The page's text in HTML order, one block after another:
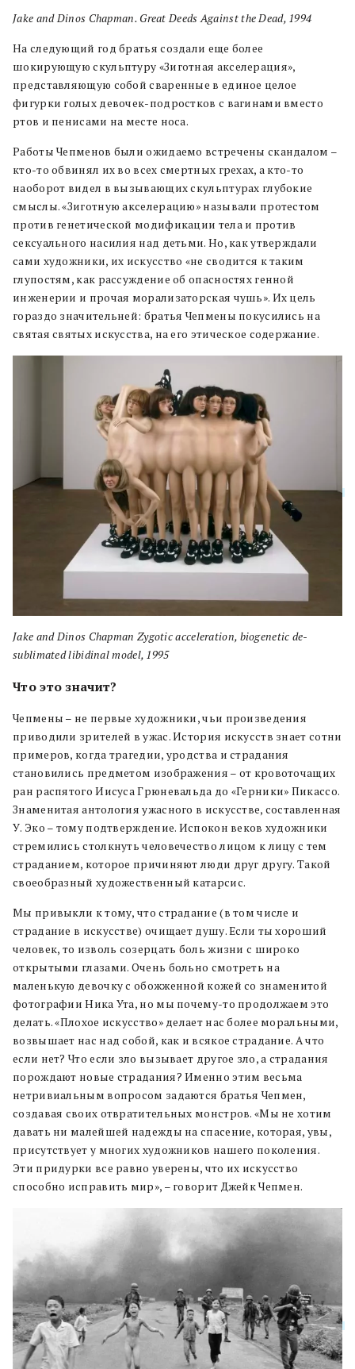
Jake and Dinos Chapman. Great Deeds Against the Dead, 1994
На следующий год братья создали еще более
шокирующую скульптуру «Зиготная акселерация»,
представляющую собой сваренные в единое целое
фигурки голых девочек-подростков с вагинами вместо
ртов и пенисами на месте носа.
Работы Чепменов были ожидаемо встречены скандалом –
кто-то обвинял их во всех смертных грехах, а кто-то
наоборот видел в вызывающих скульптурах глубокие
смыслы. «Зиготную акселерацию» называли протестом
против генетической модификации тела и против
сексуального насилия над детьми. Но, как утверждали
сами художники, их искусство «не сводится к таким
глупостям, как рассуждение об опасностях генной
инженерии и прочая морализаторская чушь». Их цель
гораздо значительней: братья Чепмены покусились на
святая святых искусства, на его этическое содержание.
Jake and Dinos Chapman Zygotic acceleration, biogenetic de-
sublimated libidinal model, 1995
Что это значит?
Чепмены – не первые художники, чьи произведения
приводили зрителей в ужас. История искусств знает сотни
примеров, когда трагедии, уродства и страдания
становились предметом изображения – от кровоточащих
ран распятого Иисуса Грюневальда до «Герники» Пикассо.
Знаменитая антология ужасного в искусстве, составленная
У. Эко – тому подтверждение. Испокон веков художники
стремились столкнуть человечество лицом к лицу с тем
страданием, которое причиняют люди друг другу. Такой
своеобразный художественный катарсис.
Мы привыкли к тому, что страдание (в том числе и
страдание в искусстве) очищает душу. Если ты хороший
человек, то изволь созерцать боль жизни с широко
открытыми глазами. Очень больно смотреть на
маленькую девочку с обожженной кожей со знаменитой
фотографии Ника Ута, но мы почему-то продолжаем это
делать. «Плохое искусство» делает нас более моральными,
возвышает нас над собой, как и всякое страдание. А что
если нет? Что если зло вызывает другое зло, а страдания
порождают новые страдания? Именно этим весьма
нетривиальным вопросом задаются братья Чепмен,
создавая своих отвратительных монстров. «Мы не хотим
давать ни малейшей надежды на спасение, которая, увы,
присутствует у многих художников нашего поколения.
Эти придурки все равно уверены, что их искусство
способно исправить мир», – говорит Джейк Чепмен.